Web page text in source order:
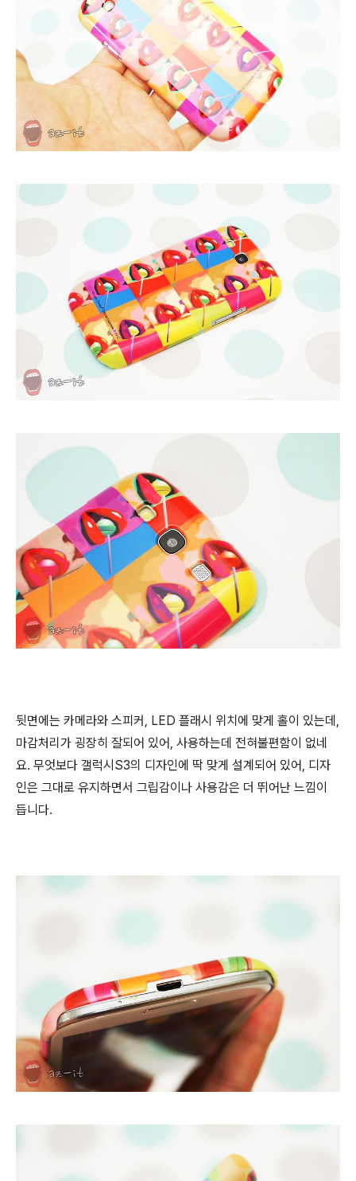
뒷면에는 카메라와 스피커, LED 플래시 위치에 맞게 홀이 있는데,
마감처리가 굉장히 잘되어 있어, 사용하는데 전혀불편함이 없네
요. 무엇보다 갤럭시S3의 디자인에 딱 맞게 설계되어 있어, 디자
인은 그대로 유지하면서 그립감이나 사용감은 더 뛰어난 느낌이
듭니다.